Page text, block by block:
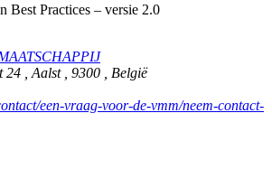
Best Practices – versie 2.0
24
Aalst 9300
België
een-vraag-voor-de-vmm/neem-contact-